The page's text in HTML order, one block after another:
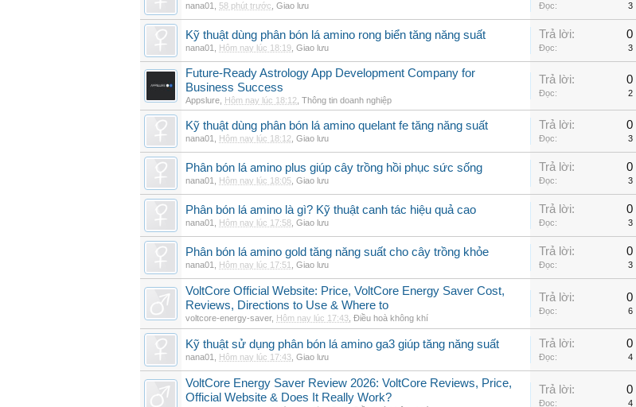
nana01 58 phút trước Giao lưu Đọc: 3
Kỹ thuật dùng phân bón lá amino rong biển tăng năng suất
nana01 Hôm nay lúc 18:19 Giao lưu
Trả lời: 0
Đọc: 3
Future-Ready Astrology App Development Company for
Business Success
Appslure Hôm nay lúc 18:12 Thông tin doanh nghiệp
Trả lời: 0
Đọc: 2
Kỹ thuật dùng phân bón lá amino quelant fe tăng năng suất
nana01 Hôm nay lúc 18:12 Giao lưu
Trả lời: 0
Đọc: 3
Phân bón lá amino plus giúp cây trồng hồi phục sức sống
nana01 Hôm nay lúc 18:05 Giao lưu
Trả lời: 0
Đọc: 3
Phân bón lá amino là gì? Kỹ thuật canh tác hiệu quả cao
nana01 Hôm nay lúc 17:58 Giao lưu
Trả lời: 0
Đọc: 3
Phân bón lá amino gold tăng năng suất cho cây trồng khỏe
nana01 Hôm nay lúc 17:51 Giao lưu
Trả lời: 0
Đọc: 3
VoltCore Official Website: Price, VoltCore Energy Saver Cost,
Reviews, Directions to Use & Where to
voltcore-energy-saver, Hôm nay lúc 17:43 Điều hoà không khí
Trả lời: 0
Đọc: 6
Kỹ thuật sử dụng phân bón lá amino ga3 giúp tăng năng suất
nana01 Hôm nay lúc 17:43 Giao lưu
Trả lời: 0
Đọc: 4
VoltCore Energy Saver Review 2026: VoltCore Reviews, Price,
Official Website & Does It Really Work?
Trả lời: 0
Đọc: 4